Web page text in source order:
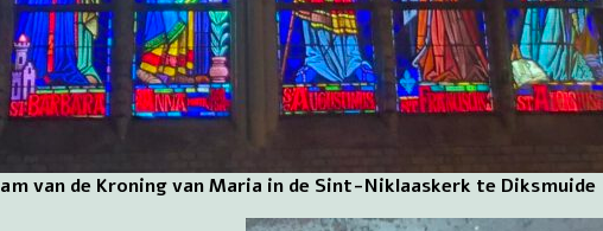
van de Kroning van Maria in de Sint-Niklaaskerk te Diksmuide